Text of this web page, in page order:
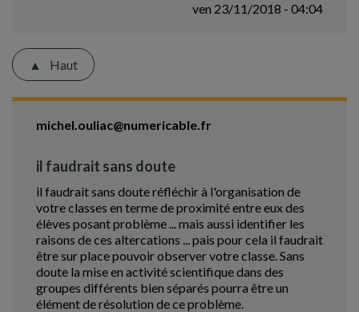
ven 23/11/2018 - 04:04
Haut
michel.ouliac@numericable.fr
il faudrait sans doute
il faudrait sans doute réfléchir à l'organisation de
votre classes en terme de proximité entre eux des
élèves posant problème ... mais aussi identifier les
raisons de ces altercations ... pais pour cela il faudrait
être sur place pouvoir observer votre classe. Sans
doute la mise en activité scientifique dans des
groupes différents bien séparés pourra être un
élément de résolution de ce problème.